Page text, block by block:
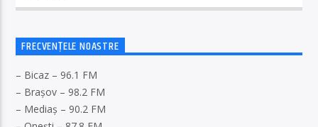
FRECVENȚELE NOASTRE
– Bicaz – 96.1 FM
– Brașov – 98.2 FM
– Mediaș – 90.2 FM